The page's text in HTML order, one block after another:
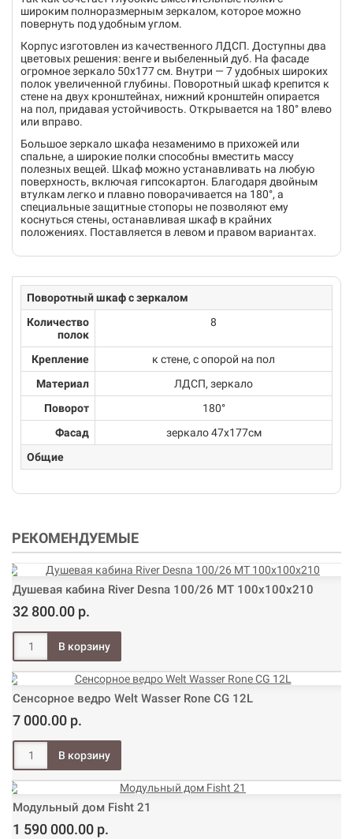
широким полноразмерным зеркалом, которое можно
повернуть под удобным углом.
Корпус изготовлен из качественного ЛДСП. Доступны два
цветовых решения: венге и выбеленный дуб. На фасаде
огромное зеркало 50х177 см. Внутри — 7 удобных широких
полок увеличенной глубины. Поворотный шкаф крепится к
стене на двух кронштейнах, нижний кронштейн опирается
на пол, придавая устойчивость. Открывается на 180° влево
или вправо.
Большое зеркало шкафа незаменимо в прихожей или
спальне, а широкие полки способны вместить массу
полезных вещей. Шкаф можно устанавливать на любую
поверхность, включая гипсокартон. Благодаря двойным
втулкам легко и плавно поворачивается на 180°, а
специальные защитные стопоры не позволяют ему
коснуться стены, останавливая шкаф в крайних
положениях. Поставляется в левом и правом вариантах.
Поворотный шкаф с зеркалом
Количество
полок
8
Крепление
к стене, с опорой на пол
Материал
ЛДСП, зеркало
Поворот
180°
Фасад
зеркало 47х177см
Общие
РЕКОМЕНДУЕМЫЕ
Душевая кабина River Desna 100/26 МТ 100х100х210
32 800.00 р.
Сенсорное ведро Welt Wasser Rone CG 12L
7 000.00 р.
Модульный дом Fisht 21
1 590 000.00 р.